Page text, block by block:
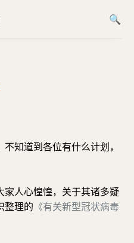
知道到各位有什么计划，
家人心惶惶，关于其诸多疑
整理的 《有关新型冠状病毒